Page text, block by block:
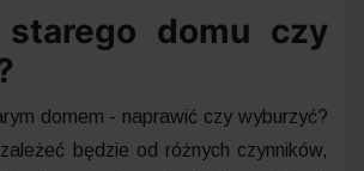
starego domu czy
domem - naprawić czy wyburzyć?
będzie od różnych czynników,